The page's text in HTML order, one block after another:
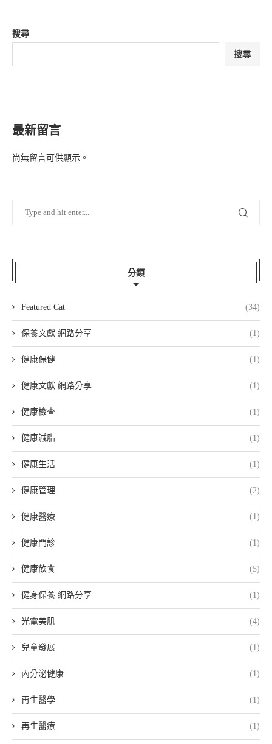
搜尋
搜尋
最新留言
尚無留言可供顯示。
分類
Featured Cat (34)
保養文獻 網路分享 (1)
健康保健 (1)
健康文獻 網路分享 (1)
健康檢查 (1)
健康減脂 (1)
健康生活 (1)
健康管理 (2)
健康醫療 (1)
健康門診 (1)
健康飲食 (5)
健身保養 網路分享 (1)
光電美肌 (4)
兒童發展 (1)
內分泌健康 (1)
再生醫學 (1)
再生醫療 (1)